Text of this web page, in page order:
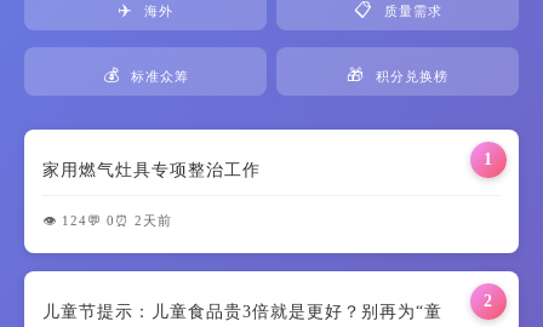
✈️ 海外 📋 质量需求
💰 标准众筹 🎁 积分兑换榜
1
家用燃气灶具专项整治工作
👁️ 124💬 0 ⏰ 2天前
2
儿童节提示：儿童食品贵3倍就是更好？别再为“童